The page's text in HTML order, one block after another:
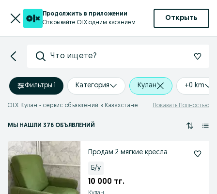
Продолжить в приложении
Открывайте OLX одним касанием
Открыть
Что ищете?
Фильтры·1 Категория Кулан +0 km
OLX Кулан - сервис объявлений в Казахстане Показать Полностью
МЫ НАШЛИ 376 ОБЪЯВЛЕНИЙ
Продам 2 мягкие кресла
Б/у
10 000 тг.